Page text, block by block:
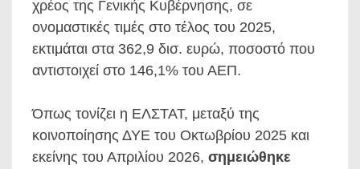
χρέος της Γενικής Κυβέρνησης, σε
ονομαστικές τιμές στο τέλος του 2025,
εκτιμάται στα 362,9 δισ. ευρώ, ποσοστό που
αντιστοιχεί στο 146,1% του ΑΕΠ.
Όπως τονίζει η ΕΛΣΤΑΤ, μεταξύ της
κοινοποίησης ΔΥΕ του Οκτωβρίου 2025 και
εκείνης του Απριλίου 2026, σημειώθηκε